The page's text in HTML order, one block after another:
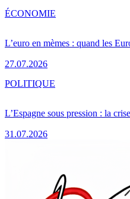
L’euro en mèmes : quand les
27.07.2026
ÉCONOMIE
L’Espagne sous pression : la
31.07.2026
POLITIQUE